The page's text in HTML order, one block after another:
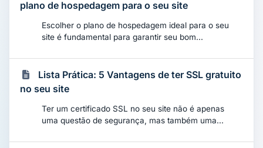
plano de hospedagem para o seu site
Escolher o plano de hospedagem ideal para o seu
site é fundamental para garantir seu bom...
Lista Prática: 5 Vantagens de ter SSL gratuito
no seu site
Ter um certificado SSL no seu site não é apenas
uma questão de segurança, mas também uma...